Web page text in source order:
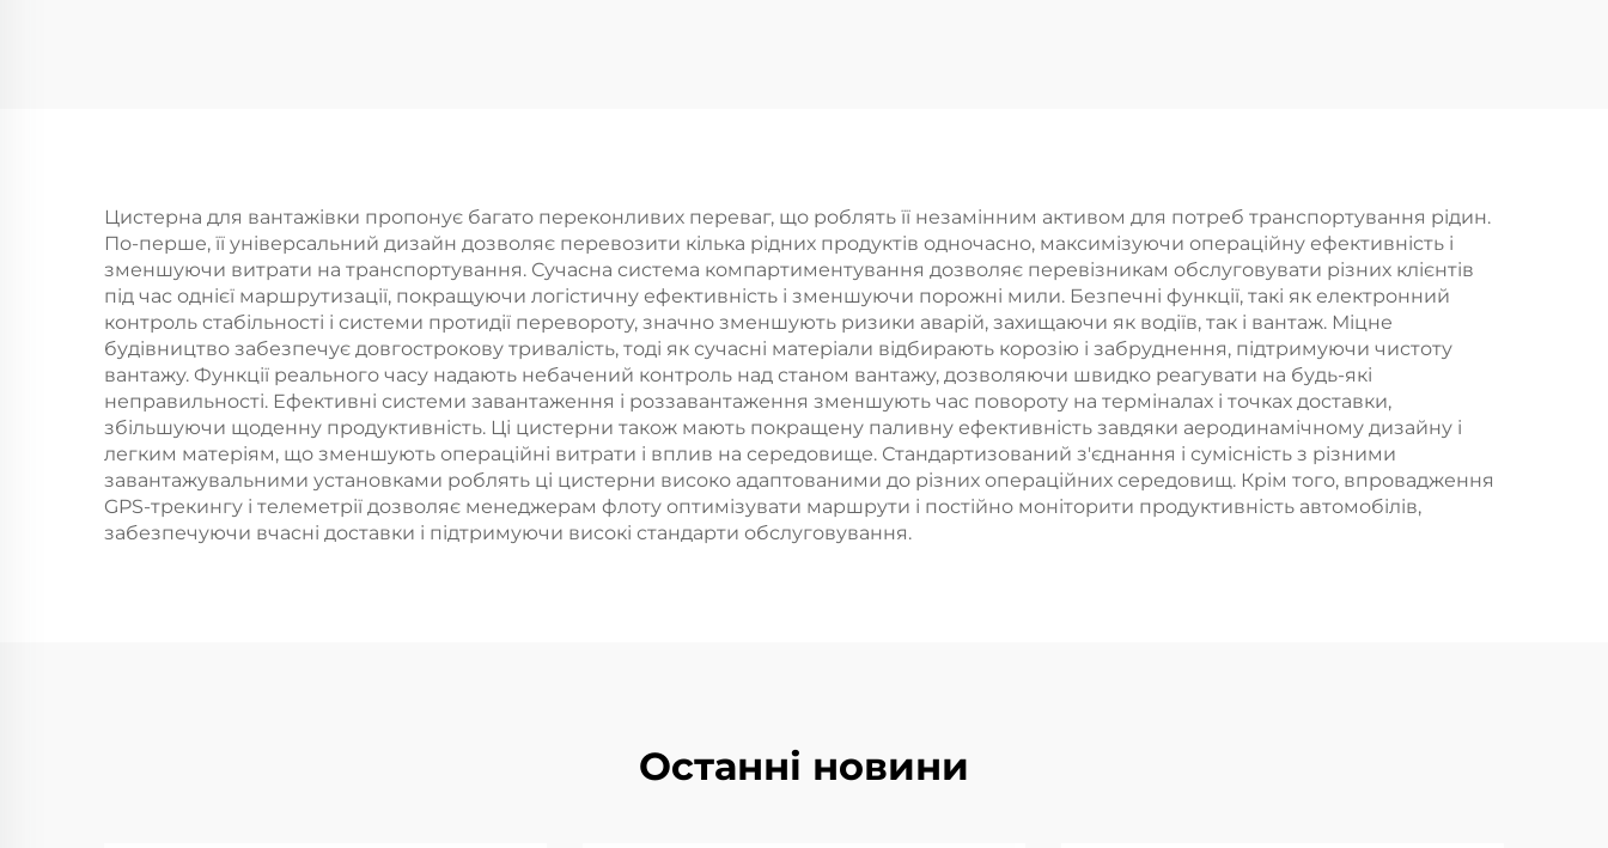
Цистерна для вантажівки пропонує багато переконливих переваг, що роблять її незамінним активом для потреб транспортування рідин.
По-перше, її універсальний дизайн дозволяє перевозити кілька рідних продуктів одночасно, максимізуючи операційну ефективність і
зменшуючи витрати на транспортування. Сучасна система компартиментування дозволяє перевізникам обслуговувати різних клієнтів
під час однієї маршрутизації, покращуючи логістичну ефективність і зменшуючи порожні мили. Безпечні функції, такі як електронний
контроль стабільності і системи протидії перевороту, значно зменшують ризики аварій, захищаючи як водіїв, так і вантаж. Міцне
будівництво забезпечує довгострокову тривалість, тоді як сучасні матеріали відбирають корозію і забруднення, підтримуючи чистоту
вантажу. Функції реального часу надають небачений контроль над станом вантажу, дозволяючи швидко реагувати на будь-які
неправильності. Ефективні системи завантаження і роззавантаження зменшують час повороту на терміналах і точках доставки,
збільшуючи щоденну продуктивність. Ці цистерни також мають покращену паливну ефективність завдяки аеродинамічному дизайну і
легким матеріям, що зменшують операційні витрати і вплив на середовище. Стандартизований з'єднання і сумісність з різними
завантажувальними установками роблять ці цистерни високо адаптованими до різних операційних середовищ. Крім того, впровадження
GPS-трекингу і телеметрії дозволяє менеджерам флоту оптимізувати маршрути і постійно моніторити продуктивність автомобілів,
забезпечуючи вчасні доставки і підтримуючи високі стандарти обслуговування.
Останні новини